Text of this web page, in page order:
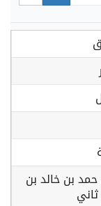
حمد بن خالد بن